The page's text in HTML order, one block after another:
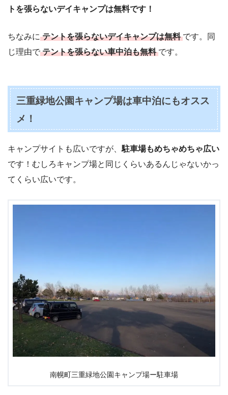
トを張らないデイキャンプは無料です！
ちなみにテントを張らないデイキャンプは無料です。同
じ理由でテントを張らない車中泊も無料です。
三重緑地公園キャンプ場は車中泊にもオスス
メ！
キャンプサイトも広いですが、 駐車場もめちゃめちゃ広い
です！むしろキャンプ場と同じくらいあるんじゃないかっ
てくらい広いです。
南幌町三重緑地公園キャンプ場ー駐車場